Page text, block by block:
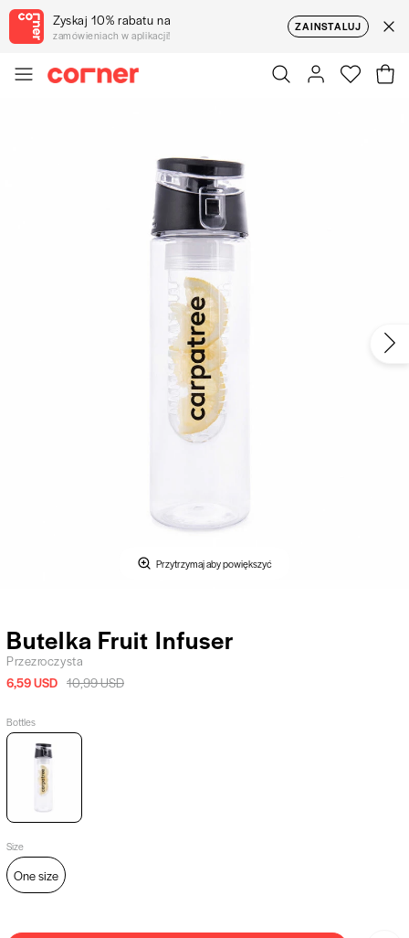
Zyskaj 10% rabatu na
zamówieniach w aplikacji!
ZAINSTALUJ
Przytrzymaj aby powiększyć
Butelka Fruit Infuser
Przezroczysta
6,59 USD 10,99 USD
Bottles
Butelka
Infuser,
Przezroczysta
Size
One size